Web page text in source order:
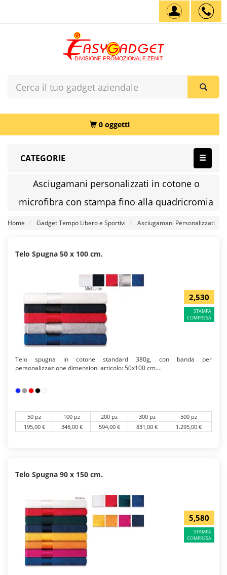
0 oggetti
CATEGORIE
Asciugamani personalizzati in cotone o
microfibra con stampa fino alla quadricromia
Home Gadget Tempo Libero e Sportivi Asciugamani Personalizzati
Telo Spugna 50 x 100 cm.
2,530
STAMPA
COMPRESA
Telo spugna in cotone standard 380g, con banda per
personalizzazione dimensioni articolo: 50x100 cm....
50 pz 100 pz 200 pz 300 pz
500 pz
195,00 €
348,00 € 594,00 € 831,00 € 1.295,00 €
Telo Spugna 90 x 150 cm.
5,580
STAMPA
COMPRESA